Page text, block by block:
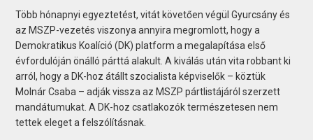
Több hónapnyi egyeztetést, vitát követően végül Gyurcsány és
az MSZP-vezetés viszonya annyira megromlott, hogy a
Demokratikus Koalíció (DK) platform a megalapítása első
évfordulóján önálló párttá alakult. A kiválás után vita robbant ki
arról, hogy a DK-hoz átállt szocialista képviselők – köztük
Molnár Csaba – adják vissza az MSZP pártlistájáról szerzett
mandátumukat. A DK-hoz csatlakozók természetesen nem
tettek eleget a felszólításnak.